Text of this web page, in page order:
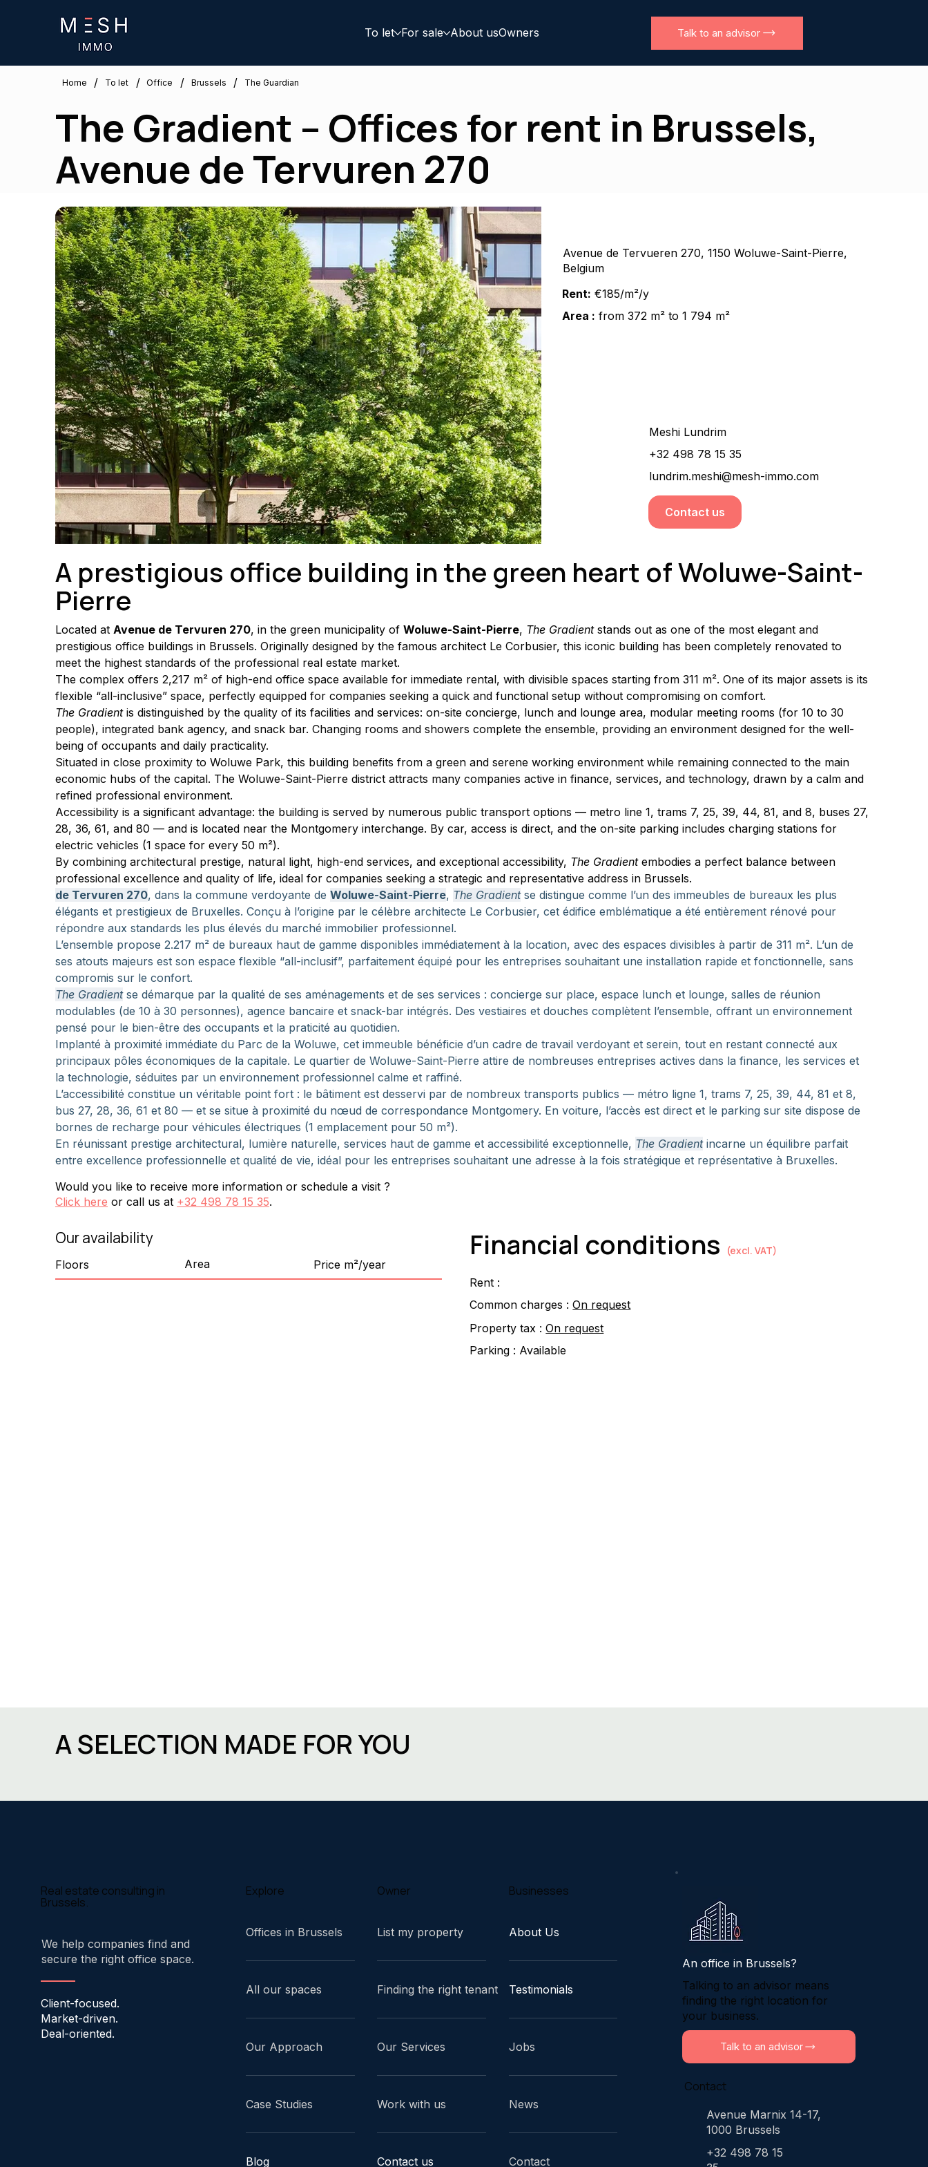
To let For sale About usOwners Talk to an advisor
Home / To let / Office / Brussels / The Guardian
The Gradient – Offices for rent in Brussels,
Avenue de Tervuren 270
Avenue de Tervueren 270, 1150 Woluwe-Saint-Pierre,
Belgium
Rent: €185/m²/y
Area : from 372 m² to 1 794 m²
Meshi Lundrim
+32 498 78 15 35
lundrim.meshi@mesh-immo.com
Contact us
A prestigious office building in the green heart of Woluwe-Saint-
Pierre
Located at Avenue de Tervuren 270, in the green municipality of Woluwe-Saint-Pierre, The Gradient stands out as one of the most elegant and
prestigious office buildings in Brussels. Originally designed by the famous architect Le Corbusier, this iconic building has been completely renovated to
meet the highest standards of the professional real estate market.
The complex offers 2,217 m² of high-end office space available for immediate rental, with divisible spaces starting from 311 m². One of its major assets is its
flexible “all-inclusive” space, perfectly equipped for companies seeking a quick and functional setup without compromising on comfort.
The Gradient is distinguished by the quality of its facilities and services: on-site concierge, lunch and lounge area, modular meeting rooms (for 10 to 30
people), integrated bank agency, and snack bar. Changing rooms and showers complete the ensemble, providing an environment designed for the well-
being of occupants and daily practicality.
Situated in close proximity to Woluwe Park, this building benefits from a green and serene working environment while remaining connected to the main
economic hubs of the capital. The Woluwe-Saint-Pierre district attracts many companies active in finance, services, and technology, drawn by a calm and
refined professional environment.
Accessibility is a significant advantage: the building is served by numerous public transport options — metro line 1, trams 7, 25, 39, 44, 81, and 8, buses 27,
28, 36, 61, and 80 — and is located near the Montgomery interchange. By car, access is direct, and the on-site parking includes charging stations for
electric vehicles (1 space for every 50 m²).
By combining architectural prestige, natural light, high-end services, and exceptional accessibility, The Gradient embodies a perfect balance between
professional excellence and quality of life, ideal for companies seeking a strategic and representative address in Brussels.
de Tervuren 270, dans la commune verdoyante de Woluwe-Saint-Pierre, The Gradient se distingue comme l’un des immeubles de bureaux les plus
élégants et prestigieux de Bruxelles. Conçu à l’origine par le célèbre architecte Le Corbusier, cet édifice emblématique a été entièrement rénové pour
répondre aux standards les plus élevés du marché immobilier professionnel.
L’ensemble propose 2.217 m² de bureaux haut de gamme disponibles immédiatement à la location, avec des espaces divisibles à partir de 311 m². L’un de
ses atouts majeurs est son espace flexible “all-inclusif”, parfaitement équipé pour les entreprises souhaitant une installation rapide et fonctionnelle, sans
compromis sur le confort.
The Gradient se démarque par la qualité de ses aménagements et de ses services : concierge sur place, espace lunch et lounge, salles de réunion
modulables (de 10 à 30 personnes), agence bancaire et snack-bar intégrés. Des vestiaires et douches complètent l’ensemble, offrant un environnement
pensé pour le bien-être des occupants et la praticité au quotidien.
Implanté à proximité immédiate du Parc de la Woluwe, cet immeuble bénéficie d’un cadre de travail verdoyant et serein, tout en restant connecté aux
principaux pôles économiques de la capitale. Le quartier de Woluwe-Saint-Pierre attire de nombreuses entreprises actives dans la finance, les services et
la technologie, séduites par un environnement professionnel calme et raffiné.
L’accessibilité constitue un véritable point fort : le bâtiment est desservi par de nombreux transports publics — métro ligne 1, trams 7, 25, 39, 44, 81 et 8,
bus 27, 28, 36, 61 et 80 — et se situe à proximité du nœud de correspondance Montgomery. En voiture, l’accès est direct et le parking sur site dispose de
bornes de recharge pour véhicules électriques (1 emplacement pour 50 m²).
En réunissant prestige architectural, lumière naturelle, services haut de gamme et accessibilité exceptionnelle, The Gradient incarne un équilibre parfait
entre excellence professionnelle et qualité de vie, idéal pour les entreprises souhaitant une adresse à la fois stratégique et représentative à Bruxelles.
Would you like to receive more information or schedule a visit ?
Click here or call us at +32 498 78 15 35.
Our availability
Floors Area Price m²/year
Financial conditions (excl. VAT)
Rent :
Common charges : On request
Property tax : On request
Parking : Available
A SELECTION MADE FOR YOU
Real estate consulting in
Brussels.
We help companies find and
secure the right office space.
Client-focused.
Market-driven.
Deal-oriented.
Explore
Offices in Brussels
All our spaces
Our Approach
Case Studies
Blog
Owner
List my property
Finding the right tenant
Our Services
Work with us
Contact us
Businesses
About Us
Testimonials
Jobs
News
Contact
Contact
Avenue Marnix 14-17,
1000 Brussels
+32 498 78 15
An office in Brussels?
Talking to an advisor means
finding the right location for
your business.
Talk to an advisor